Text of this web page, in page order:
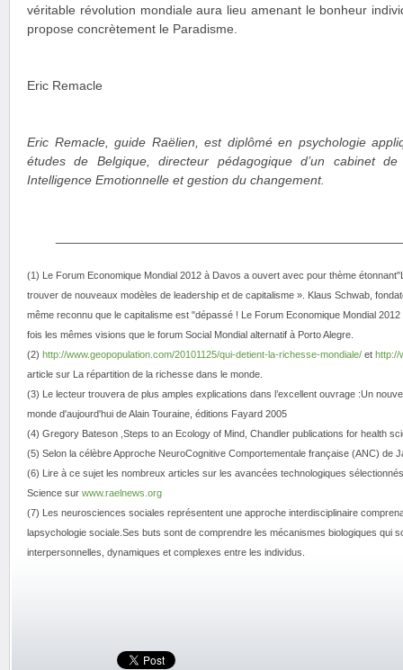
véritable révolution mondiale aura lieu amenant le bonheur
propose concrètement le Paradisme.
Eric Remacle
Eric Remacle, guide Raëlien, est diplômé en psychologie
études de Belgique, directeur pédagogique d’un cabinet
Intelligence Emotionnelle et gestion du changement.
(1) Le Forum Economique Mondial 2012 à Davos a ouvert avec pour thème
trouver de nouveaux modèles de leadership et de capitalisme ». Klaus Schwab,
même reconnu que le capitalisme est "dépassé ! Le Forum Economique Mondial
fois les mêmes visions que le forum Social Mondial alternatif à Porto Alegre.
(2) http://www.geopopulation.com/20101125/qui-detient-la-richesse-mondiale/ et http://
article sur La répartition de la richesse dans le monde.
(3) Le lecteur trouvera de plus amples explications dans l’excellent ouvrage :Un
monde d'aujourd'hui de Alain Touraine, éditions Fayard 2005
(4) Gregory Bateson ,Steps to an Ecology of Mind, Chandler publications for health
(5) Selon la célèbre Approche NeuroCognitive Comportementale française (ANC) de
(6) Lire à ce sujet les nombreux articles sur les avancées technologiques
Science sur www.raelnews.org
(7) Les neurosciences sociales représentent une approche interdisciplinaire
lapsychologie sociale.Ses buts sont de comprendre les mécanismes biologiques qui
interpersonnelles, dynamiques et complexes entre les individus.